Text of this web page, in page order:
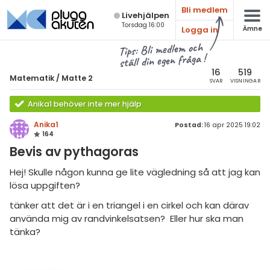
Live­hjälpen
Torsdag 16:00
Bli medlem
Logga in
Ämne
Tips: Bli medlem och
ställ din egen fråga !
Matematik / Matte 2 16
SVAR
519
VISNINGAR
Anika1 behöver inte mer hjälp
Anika1
164
Postad:16 apr 2025 19:02
Bevis av pythagoras
Hej! Skulle någon kunna ge lite vägledning så att jag kan
lösa uppgiften?
tänker att det är i en triangel i en cirkel och kan därav
använda mig av randvinkelsatsen? Eller hur ska man
tänka?
Alla ämnen
Alla trådar
7
8
9
1
2
Matematik
Matte 2
Alla trådar
Linjära ekvationssystem
3
& Bygg